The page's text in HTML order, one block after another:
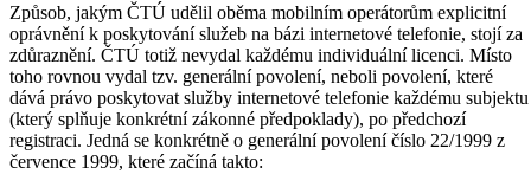
Způsob, jakým ČTÚ udělil oběma mobilním operátorům explicitní
oprávnění k poskytování služeb na bázi internetové telefonie, stojí za
zdůraznění. ČTÚ totiž nevydal každému individuální licenci. Místo
toho rovnou vydal tzv. generální povolení, neboli povolení, které
dává právo poskytovat služby internetové telefonie každému subjektu
(který splňuje konkrétní zákonné předpoklady), po předchozí
registraci. Jedná se konkrétně o generální povolení číslo 22/1999 z
července 1999, které začíná takto: